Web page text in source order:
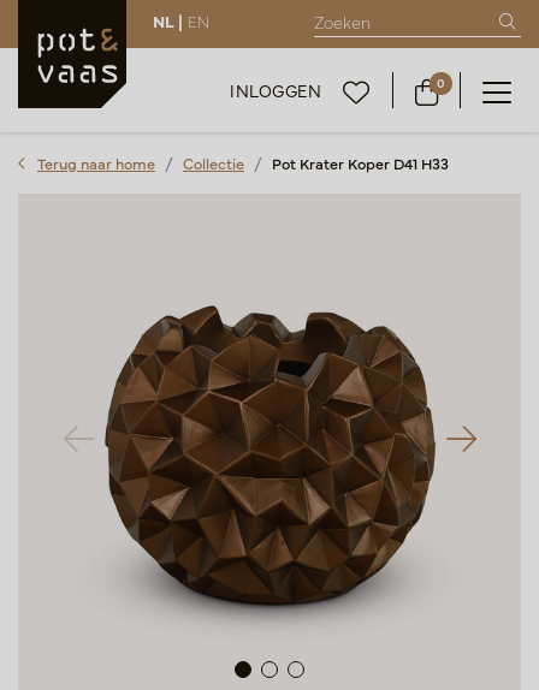
NL | EN
INLOGGEN 0
Terug naar home Collectie Pot Krater Koper D41 H33